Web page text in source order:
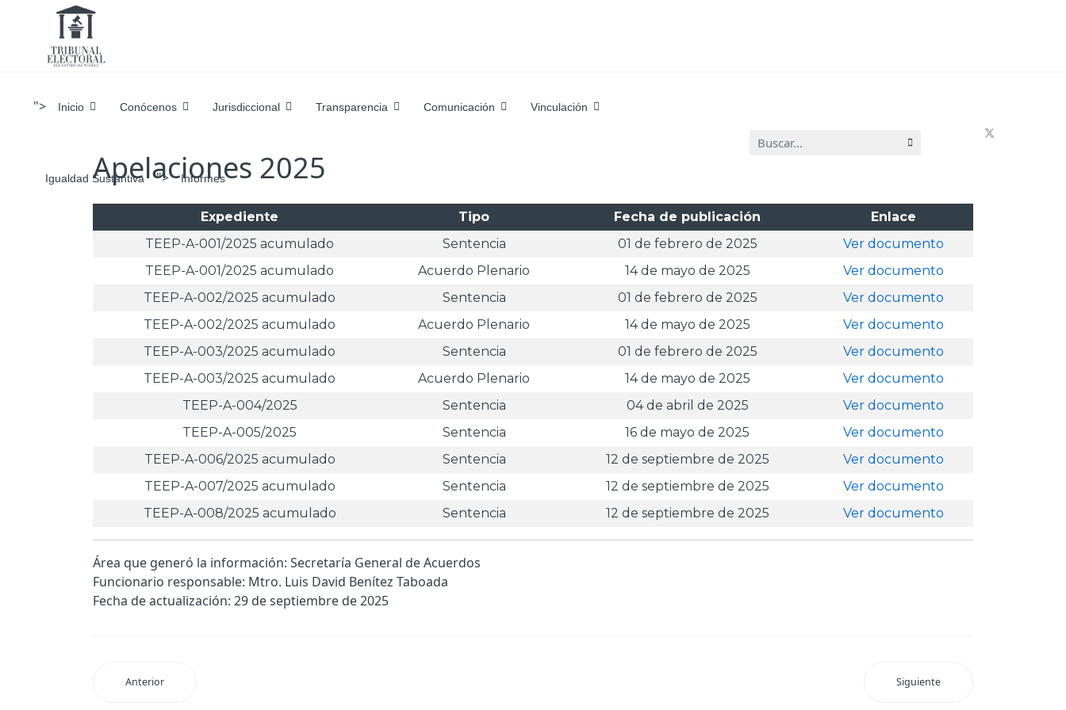
"> Inicio Conócenos Jurisdiccional Transparencia Comunicación Vinculación
Igualdad Sustantiva "> Informes
Buscar...
Apelaciones 2025
Expediente Tipo Fecha de publicación
Enlace
TEEP-A-001/2025 acumulado
Sentencia 01 de febrero de 2025
Ver documento
TEEP-A-001/2025 acumulado
Acuerdo Plenario 14 de mayo de 2025
Ver documento
TEEP-A-002/2025 acumulado
Sentencia 01 de febrero de 2025
Ver documento
TEEP-A-002/2025 acumulado
Acuerdo Plenario 14 de mayo de 2025
Ver documento
TEEP-A-003/2025 acumulado
Sentencia 01 de febrero de 2025
Ver documento
TEEP-A-003/2025 acumulado
Acuerdo Plenario 14 de mayo de 2025
Ver documento
TEEP-A-004/2025
Sentencia 04 de abril de 2025
Ver documento
TEEP-A-005/2025
Sentencia 16 de mayo de 2025
Ver documento
TEEP-A-006/2025 acumulado
Sentencia 12 de septiembre de 2025
Ver documento
TEEP-A-007/2025 acumulado
Sentencia 12 de septiembre de 2025
Ver documento
TEEP-A-008/2025 acumulado
Sentencia 12 de septiembre de 2025 Ver documento
Área que generó la información: Secretaría General de Acuerdos
Funcionario responsable: Mtro. Luis David Benítez Taboada
Fecha de actualización: 29 de septiembre de 2025
Anterior Siguiente